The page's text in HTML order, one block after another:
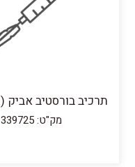
תרכיב בורסטיב אביק (500 מ"ל)
מק"ט: 339725